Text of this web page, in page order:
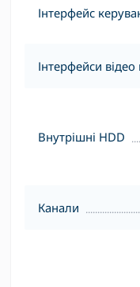
Інтерфейс
Інтерфейси
Внутрішні HDD
Канали